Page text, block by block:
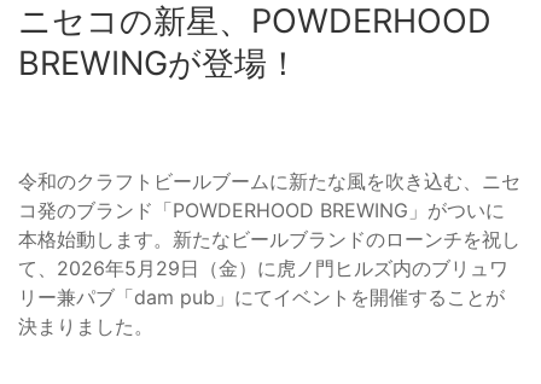
ニセコの新星、POWDERHOOD
BREWINGが登場！
令和のクラフトビールブームに新たな風を吹き込む、ニセ
コ発のブランド「POWDERHOOD BREWING」がついに
本格始動します。新たなビールブランドのローンチを祝し
て、2026年5月29日（金）に虎ノ門ヒルズ内のブリュワ
リー兼パブ「dam pub」にてイベントを開催することが
決まりました。